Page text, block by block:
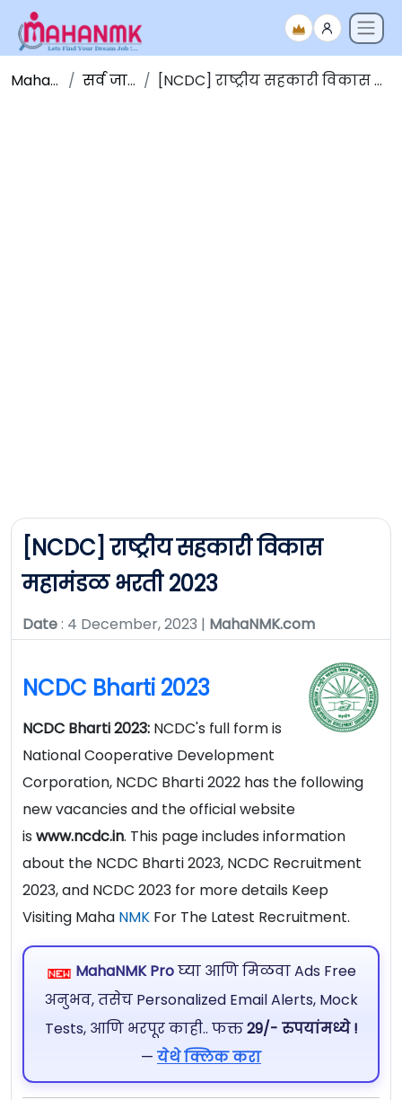
Maha NMK सर्व जाहिराती [NCDC] राष्ट्रीय सहकारी विकास महामंडळ भरती 2023
[NCDC] राष्ट्रीय सहकारी विकास
महामंडळ भरती 2023
Date: 4 December, 2023 | MahaNMK.com
NCDC Bharti 2023
NCDC Bharti 2023: NCDC's full form is
National Cooperative Development
Corporation, NCDC Bharti 2022 has the following
new vacancies and the official website
is www.ncdc.in. This page includes information
about the NCDC Bharti 2023, NCDC Recruitment
2023, and NCDC 2023 for more details Keep
Visiting Maha NMK For The Latest Recruitment.
MahaNMK Proघ्या आणि मिळवा Ads Free
अनुभव, तसेच Personalized Email Alerts, Mock
Tests, आणि भरपूर काही.. फक्त29/- रुपयांमध्ये !
— येथे क्लिक करा